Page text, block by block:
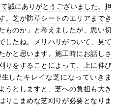
誠にありがとうございました。担
。芝が防草シートのエリアまでき
ものか」と考えましたが、思い切
したね。メリハリがついて、見て
かと思います。施工時にお話しさ
りをすることによって、上に伸び
したキレイな芝になっていきま
うとしますと、芝への負担も大き
りこまめな芝刈りが必要となりま